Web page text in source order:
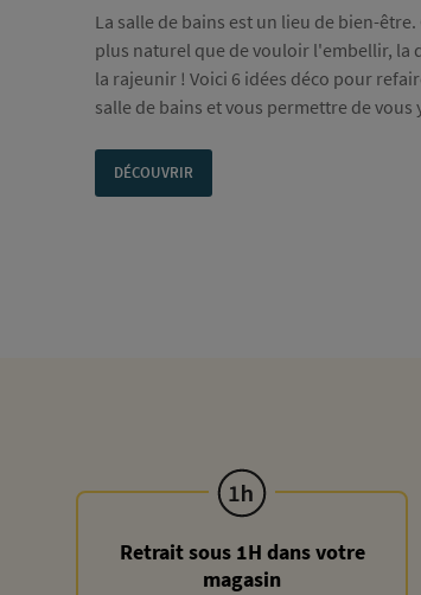
La salle de bains est un lieu de bien-
plus naturel que de vouloir l'embellir, la
la rajeunir ! Voici 6 idées déco pour
salle de bains et vous permettre de vous
DÉCOUVRIR
Retrait sous 1H dans votre
magasin